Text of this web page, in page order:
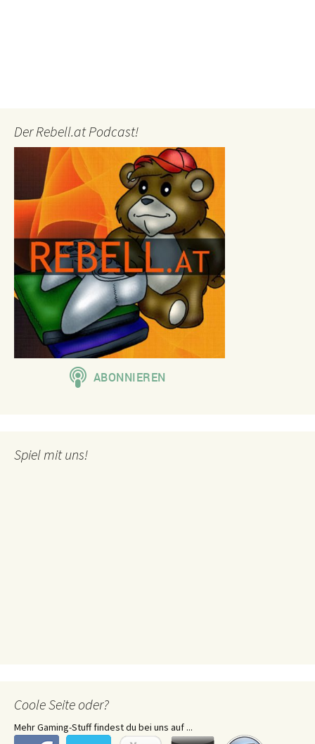
Der Rebell.at Podcast!
Spiel mit uns!
Coole Seite oder?
Mehr Gaming-Stuff findest du bei uns auf ...